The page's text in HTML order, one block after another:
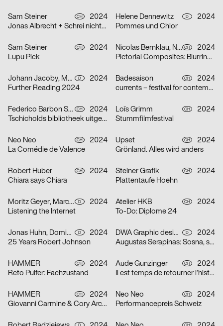
Sam Steiner CH
2024
Jonas Albrecht + Schrei nicht so Orkestra
Helene Dennewitz D
2024
Pommes und Chlor
Sam Steiner CH
2024
Lupu Pick
Nicolas Bernklau, Nina Flaitz CH
2024
Pictorial Composites: Blurring Boundaries – Ambiguous Realities
Johann Jacoby, Mark van Leeuwen D
2024
Further Reading 2024
Badesaison CH
2024
currents – festival for contemporary music
Federico Barbon Studio CH
2024
Tschicholds bibliotheek uitgepakt
Loïs Grimm CH
2024
Stummfilmfestival
Neo Neo CH
2024
La Comédie de Valence
Upset CH
2024
Grönland. Alles wird anders
Robert Huber CH
2024
Chiara says Chiara
Steiner Grafik CH
2024
Plattentaufe Hoehn
Moritz Geyer, Marc Roecker D
2024
Listening the Internet
Atelier HKB CH
2024
To-Do: Diplome 24
Jonas Huhn, Dominik Keller, Michael Satter D
2024
25 Years Robert Johnson
DWA Graphic design department D
2024
Augustas Serapinas: Sosna, swierk i osika
HAMMER CH
2024
Reto Pulfer: Fachzustand
Aude Gunzinger CH
2024
Il est temps de retourner l’histoire
HAMMER CH
2024
Giovanni Carmine & Cory Arcangel: ALL I EAT IN A DAY
Neo Neo CH
2024
Performancepreis Schweiz